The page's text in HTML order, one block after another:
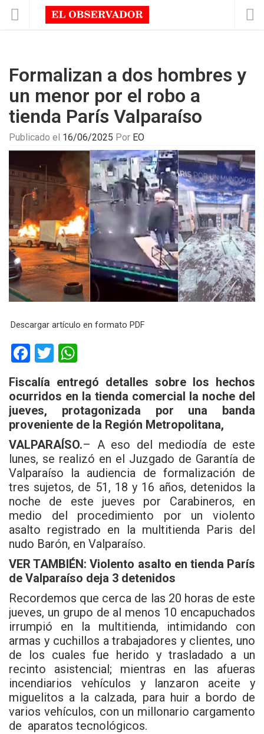
Formalizan a dos hombres y
un menor por el robo a
tienda París Valparaíso
Publicado el 16/06/2025 Por EO
Descargar artículo en formato PDF
F
a
ce
b
o
o
k
T
wi
tt
er
at
s
A
p
p
Fiscalía entregó detalles sobre los hechos
ocurridos en la tienda comercial la noche del
jueves, protagonizada por una banda
proveniente de la Región Metropolitana,
VALPARAÍSO.– A eso del mediodía de este
lunes, se realizó en el Juzgado de Garantía de
Valparaíso la audiencia de formalización de
tres sujetos, de 51, 18 y 16 años, detenidos la
noche de este jueves por Carabineros, en
medio del procedimiento por un violento
asalto registrado en la multitienda Paris del
nudo Barón, en Valparaíso.
VER TAMBIÉN:Violento asalto en tienda París
de Valparaíso deja 3 detenidos
Recordemos que cerca de las 20 horas de este
jueves, un grupo de al menos 10 encapuchados
irrumpió en la multitienda, intimidando con
armas y cuchillos a trabajadores y clientes, uno
de los cuales fue herido y trasladado a un
recinto asistencial; mientras en las afueras
incendiarios vehículos y lanzaron aceite y
miguelitos a la calzada, para huir a bordo de
varios vehículos, con un millonario cargamento
de aparatos tecnológicos.